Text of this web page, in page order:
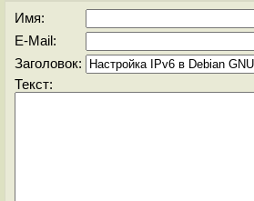
Имя:
E-Mail:
Заголовок:
Текст: